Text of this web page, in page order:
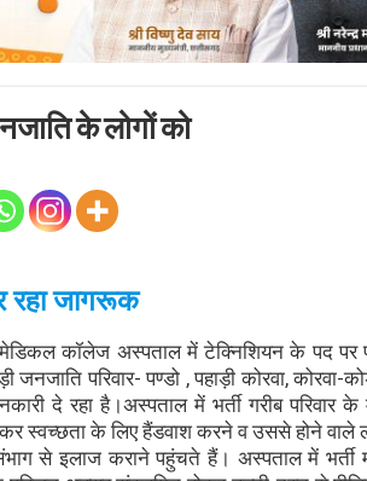
के लोगों को
रहा जागरूक
कॉलेज अस्पताल में टेक्निशियन के पद पर
परिवार- पण्डो , पहाड़ी कोरवा, कोरवा-
दे रहा है।अस्पताल में भर्ती गरीब परिवार के
कर स्वच्छता के लिए हैंडवाश करने व उससे होने वाले
से इलाज कराने पहुंचते हैं। अस्पताल में भर्ती